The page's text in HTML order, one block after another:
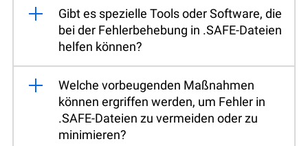
Gibt es spezielle Tools oder Software, die
bei der Fehlerbehebung in .SAFE-Dateien
helfen können?
Welche vorbeugenden Maßnahmen
können ergriffen werden, um Fehler in
.SAFE-Dateien zu vermeiden oder zu
minimieren?